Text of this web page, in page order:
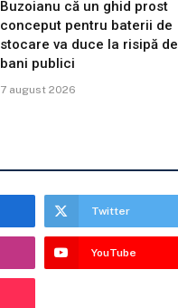
Buzoianu că un ghid prost
conceput pentru baterii de
stocare va duce la risipă de
bani publici
7 august 2026
Twitter
YouTube